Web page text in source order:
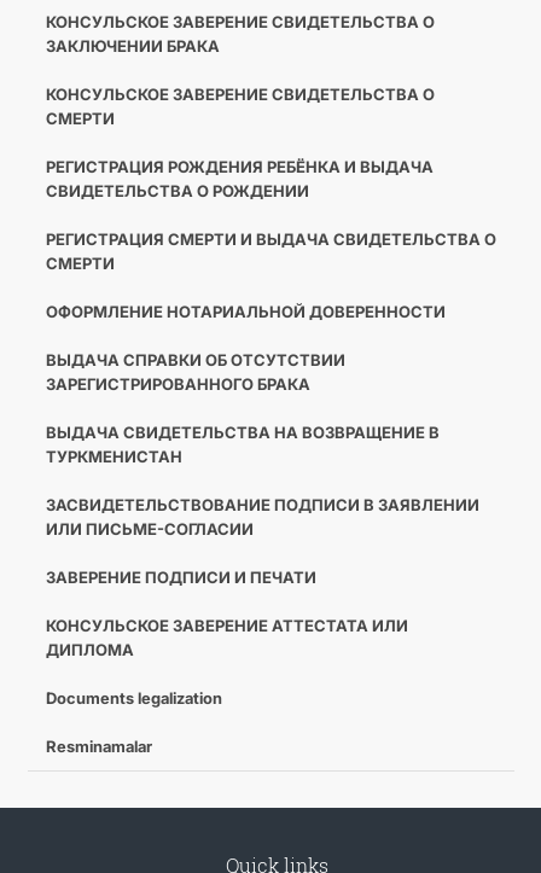
КОНСУЛЬСКОЕ ЗАВЕРЕНИЕ СВИДЕТЕЛЬСТВА О
ЗАКЛЮЧЕНИИ БРАКА
КОНСУЛЬСКОЕ ЗАВЕРЕНИЕ СВИДЕТЕЛЬСТВА О
СМЕРТИ
РЕГИСТРАЦИЯ РОЖДЕНИЯ РЕБЁНКА И ВЫДАЧА
СВИДЕТЕЛЬСТВА О РОЖДЕНИИ
РЕГИСТРАЦИЯ СМЕРТИ И ВЫДАЧА СВИДЕТЕЛЬСТВА О
СМЕРТИ
ОФОРМЛЕНИЕ НОТАРИАЛЬНОЙ ДОВЕРЕННОСТИ
ВЫДАЧА СПРАВКИ ОБ ОТСУТСТВИИ
ЗАРЕГИСТРИРОВАННОГО БРАКА
ВЫДАЧА СВИДЕТЕЛЬСТВА НА ВОЗВРАЩЕНИЕ В
ТУРКМЕНИСТАН
ЗАСВИДЕТЕЛЬСТВОВАНИЕ ПОДПИСИ В ЗАЯВЛЕНИИ
ИЛИ ПИСЬМЕ-СОГЛАСИИ
ЗАВЕРЕНИЕ ПОДПИСИ И ПЕЧАТИ
КОНСУЛЬСКОЕ ЗАВЕРЕНИЕ АТТЕСТАТА ИЛИ
ДИПЛОМА
Documents legalization
Resminamalar
Quick links